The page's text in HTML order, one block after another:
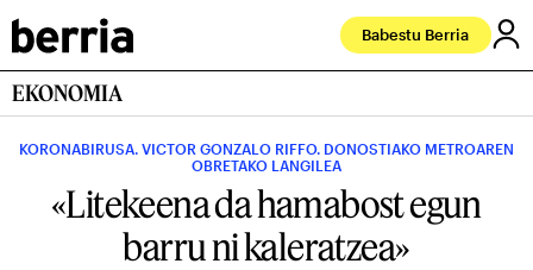
Babestu Berria
EKONOMIA
KORONABIRUSA. VICTOR GONZALO RIFFO. DONOSTIAKO METROAREN
OBRETAKO LANGILEA
«Litekeena da hamabost egun
barru ni kaleratzea»